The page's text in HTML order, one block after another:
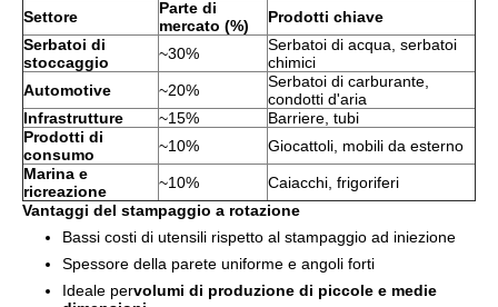
Settore
Parte di
mercato (%)
Prodotti chiave
Serbatoi di
stoccaggio
~30%
Serbatoi di acqua, serbatoi
chimici
Automotive
~20%
Serbatoi di carburante,
condotti d'aria
Infrastrutture
~15%
Barriere, tubi
Prodotti di
consumo
~10%
Giocattoli, mobili da esterno
Marina e
ricreazione
~10%
Caiacchi, frigoriferi
Vantaggi del stampaggio a rotazione
Bassi costi di utensili rispetto al stampaggio ad iniezione
Spessore della parete uniforme e angoli forti
Ideale pervolumi di produzione di piccole e medie